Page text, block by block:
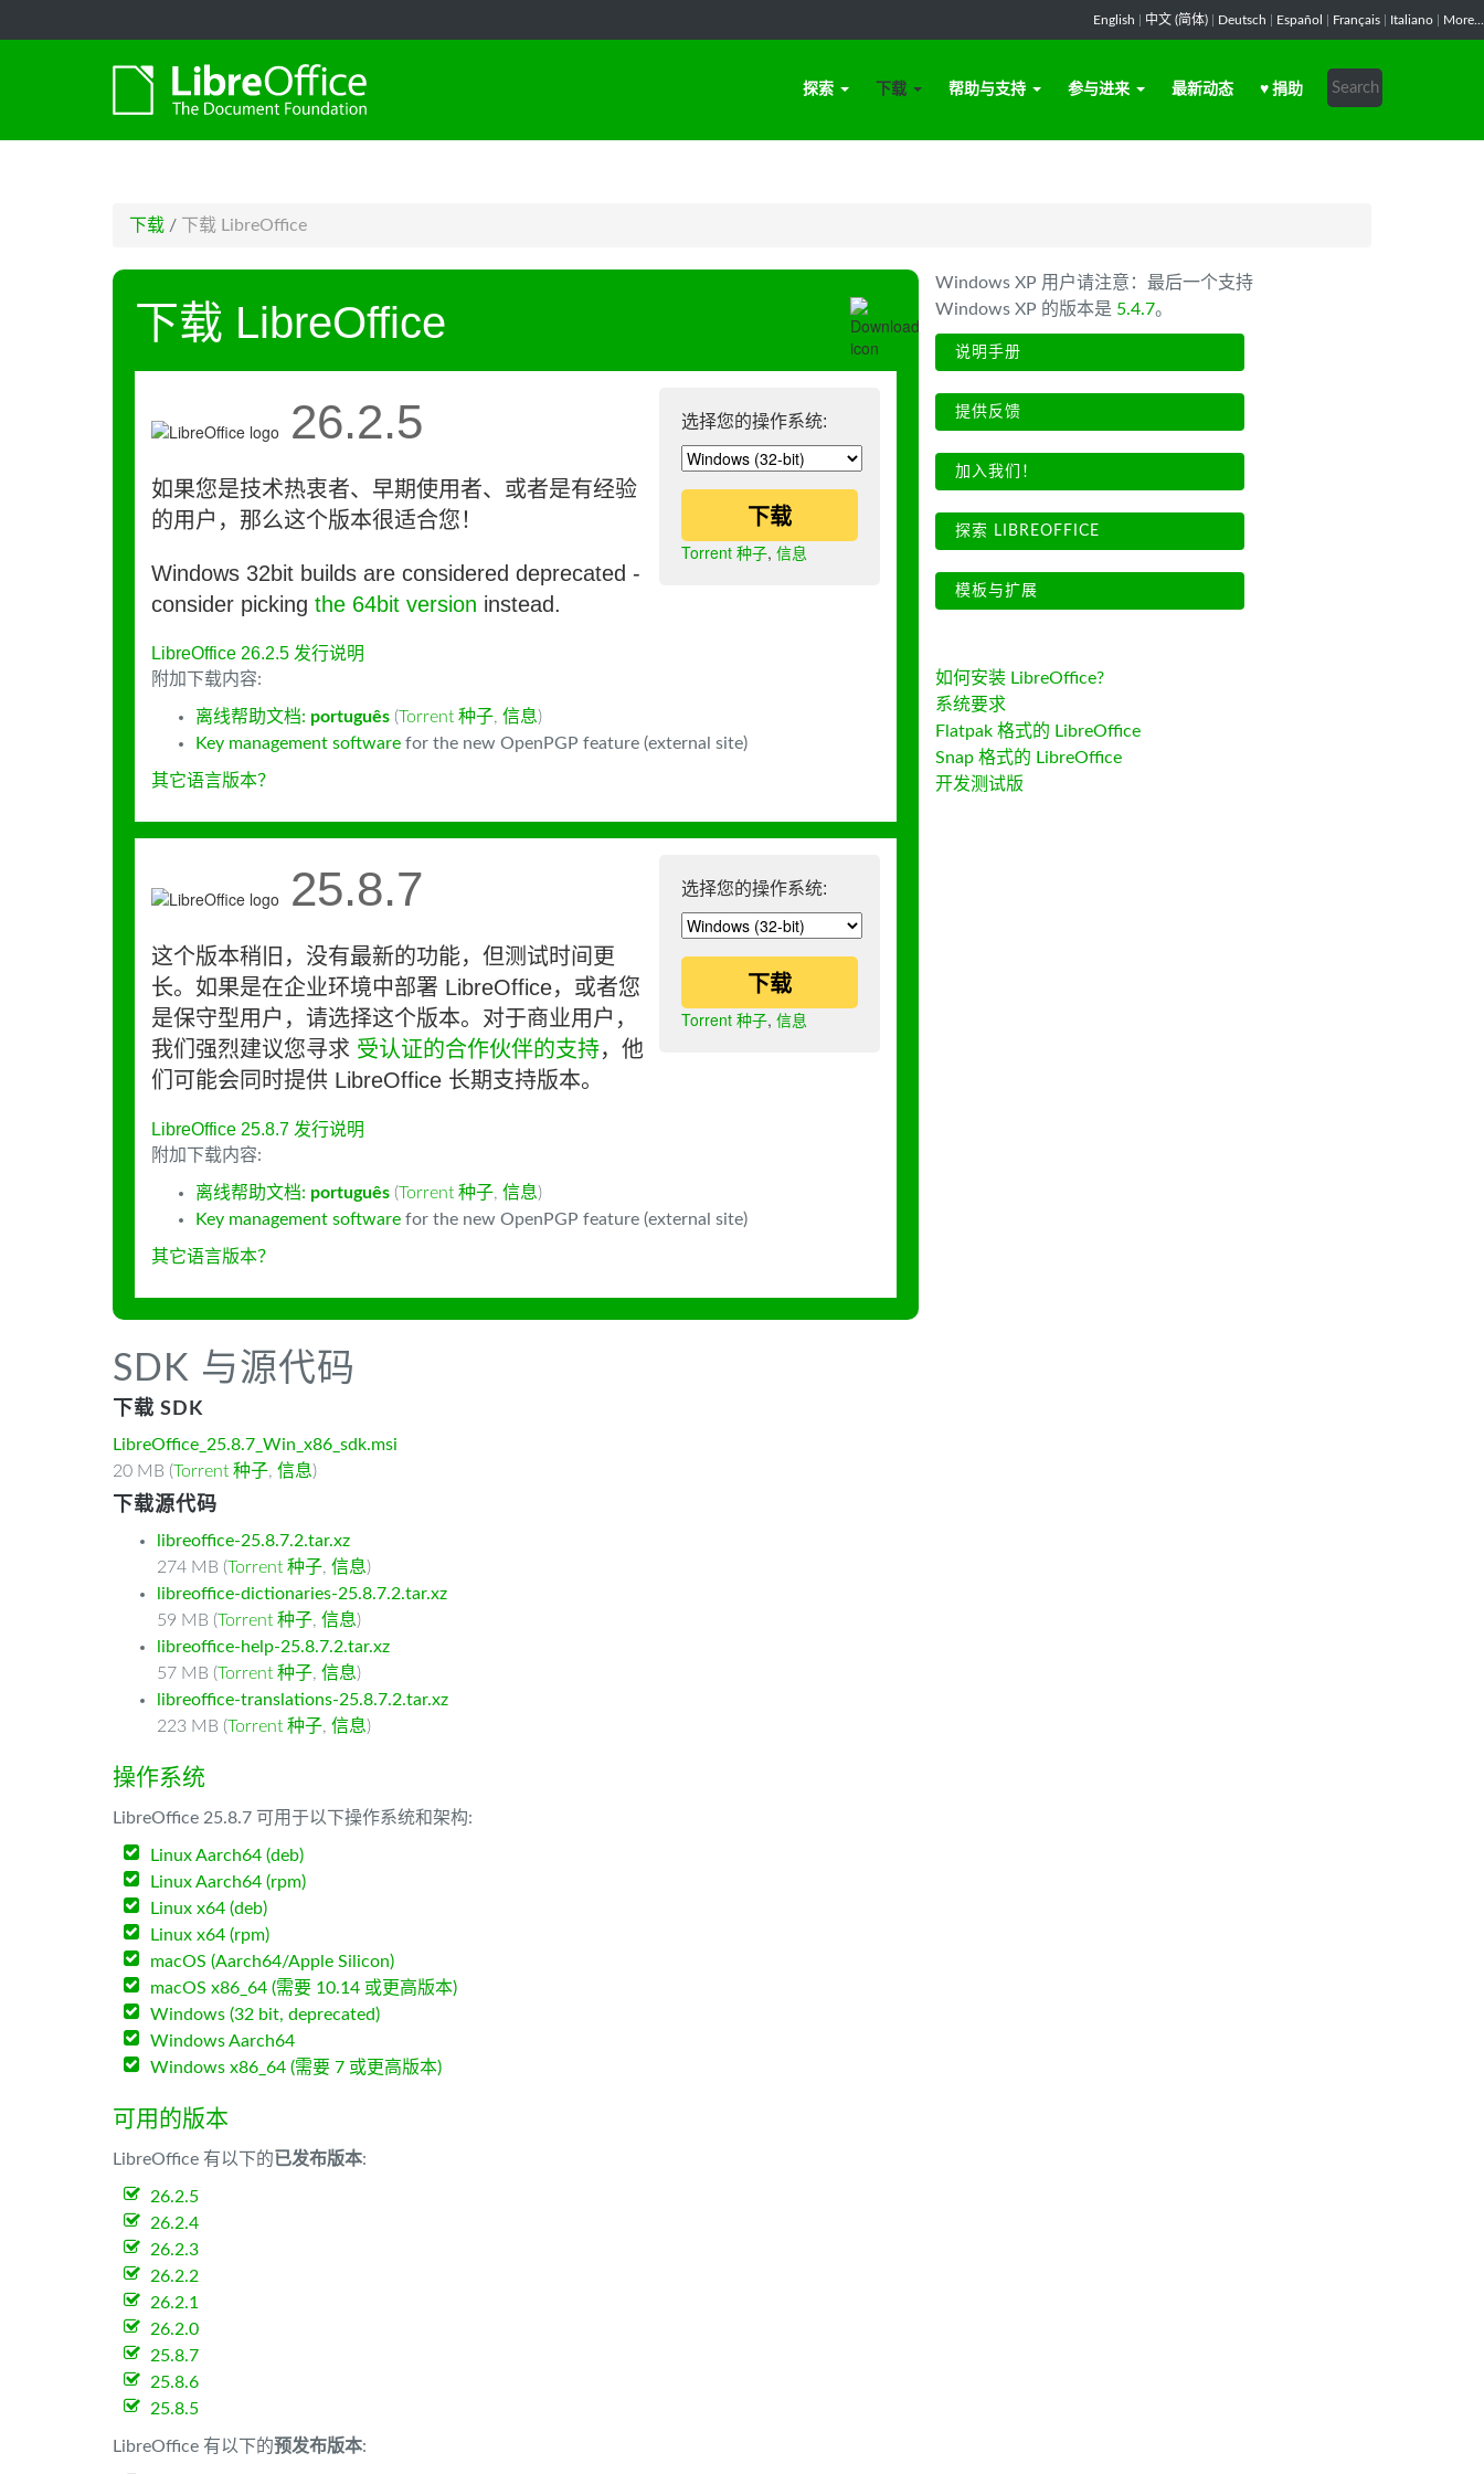
English 中文 (简体) Deutsch Español Français Italiano More...
探索 下载 帮助与支持 参与进来 最新动态 ♥ 捐助
下载 / 下载 LibreOffice
下载 LibreOffice
选择您的操作系统:
下载
Torrent 种子, 信息
26.2.5
如果您是技术热衷者、早期使用者、或者是有经验
的用户，那么这个版本很适合您！
Windows 32bit builds are considered deprecated -
consider picking the 64bit version instead.
LibreOffice 26.2.5 发行说明
附加下载内容:
离线帮助文档: português (Torrent 种子, 信息)
Key management software for the new OpenPGP feature (external site)
其它语言版本？
选择您的操作系统:
下载
Torrent 种子, 信息
25.8.7
这个版本稍旧，没有最新的功能，但测试时间更
长。如果是在企业环境中部署 LibreOffice，或者您
是保守型用户，请选择这个版本。对于商业用户，
我们强烈建议您寻求 受认证的合作伙伴的支持，他
们可能会同时提供 LibreOffice 长期支持版本。
LibreOffice 25.8.7 发行说明
附加下载内容:
离线帮助文档: português (Torrent 种子, 信息)
Key management software for the new OpenPGP feature (external site)
其它语言版本？
SDK 与源代码
下载 SDK
LibreOffice_25.8.7_Win_x86_sdk.msi
20 MB (Torrent 种子, 信息)
下载源代码
libreoffice-25.8.7.2.tar.xz
274 MB (Torrent 种子, 信息)
libreoffice-dictionaries-25.8.7.2.tar.xz
59 MB (Torrent 种子, 信息)
libreoffice-help-25.8.7.2.tar.xz
57 MB (Torrent 种子, 信息)
libreoffice-translations-25.8.7.2.tar.xz
223 MB (Torrent 种子, 信息)
操作系统
LibreOffice 25.8.7 可用于以下操作系统和架构:
Linux Aarch64 (deb)
Linux Aarch64 (rpm)
Linux x64 (deb)
Linux x64 (rpm)
macOS (Aarch64/Apple Silicon)
macOS x86_64 (需要 10.14 或更高版本)
Windows (32 bit, deprecated)
Windows Aarch64
Windows x86_64 (需要 7 或更高版本)
可用的版本
LibreOffice 有以下的已发布版本:
26.2.5
26.2.4
26.2.3
26.2.2
26.2.1
26.2.0
25.8.7
25.8.6
25.8.5
LibreOffice 有以下的预发布版本:
Windows XP 用户请注意：最后一个支持
Windows XP 的版本是 5.4.7。
说明手册
提供反馈
加入我们！
探索 LIBREOFFICE
模板与扩展
如何安装 LibreOffice?
系统要求
Flatpak 格式的 LibreOffice
Snap 格式的 LibreOffice
开发测试版